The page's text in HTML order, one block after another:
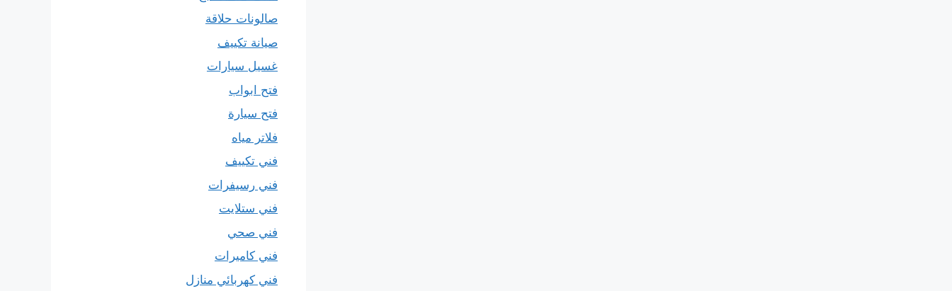
صالونات حلاقة
صيانة تكييف
غسيل سيارات
فتح ابواب
فتح سيارة
فلاتر مياه
فني تكييف
فني رسيفرات
فني ستلايت
فني صحي
فني كاميرات
فني كهربائي منازل